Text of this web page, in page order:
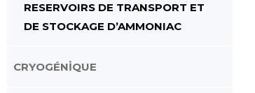
RESERVOIRS DE TRANSPORT ET
DE STOCKAGE D’AMMONIAC
CRYOGÉNİQUE